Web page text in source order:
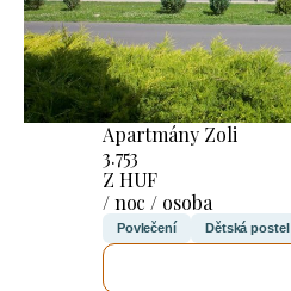
Apartmány Zoli
3.753
Z HUF
/ noc / osoba
Povlečení Dětská postel